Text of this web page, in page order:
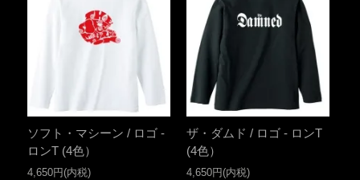
ソフト・マシーン / ロゴ -
ロンT (4色）
4,650円(内税)
ザ・ダムド / ロゴ - ロンT
(4色）
4,650円(内税)